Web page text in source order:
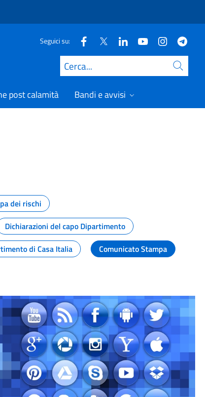
Seguici su:
Cerca
post calamità Bandi e avvisi
dei rischi
Dichiarazioni del capo Dipartimento
di Casa Italia
Comunicato Stampa